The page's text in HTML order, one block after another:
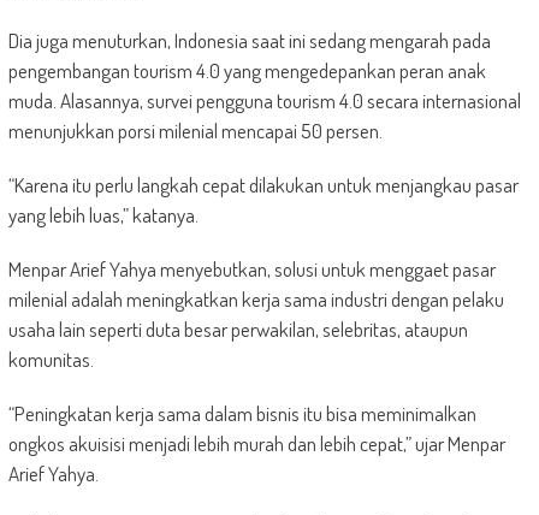
Dia juga menuturkan, Indonesia saat ini sedang mengarah pada
pengembangan tourism 4.0 yang mengedepankan peran anak
muda. Alasannya, survei pengguna tourism 4.0 secara internasional
menunjukkan porsi milenial mencapai 50 persen.
“Karena itu perlu langkah cepat dilakukan untuk menjangkau pasar
yang lebih luas,” katanya.
Menpar Arief Yahya menyebutkan, solusi untuk menggaet pasar
milenial adalah meningkatkan kerja sama industri dengan pelaku
usaha lain seperti duta besar perwakilan, selebritas, ataupun
komunitas.
“Peningkatan kerja sama dalam bisnis itu bisa meminimalkan
ongkos akuisisi menjadi lebih murah dan lebih cepat,” ujar Menpar
Arief Yahya.